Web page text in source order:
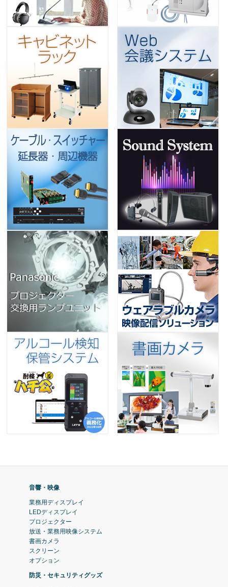
音響・映像
業務用ディスプレイ
LEDディスプレイ
プロジェクター
放送・業務用映像システム
書画カメラ
スクリーン
オプション
防災・セキュリティグッズ